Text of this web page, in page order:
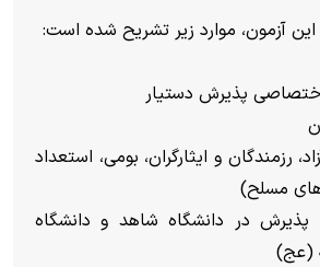
این آزمون، موارد زیر تشریح شده است:
پذیرش دستیار
رزمندگان و ایثارگران، بومی، استعداد
مسلح)
در دانشگاه شاهد و دانشگاه
(عج)